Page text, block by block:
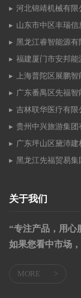
河北锦靖机械有限
山东市中区丰瑞信
黑龙江睿智能源有
福建厦门市安邦能
上海普陀区展鹏
广东番禺区先福智
吉林联华医疗有限
贵州中兴旅游集团
广东坪山区黛沛建
黑龙江先福贸易集
关于我们
“专注产品，用心
如果您看中市场
MORE >